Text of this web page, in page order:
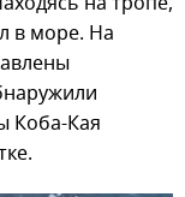
в море. На
Коба-Кая